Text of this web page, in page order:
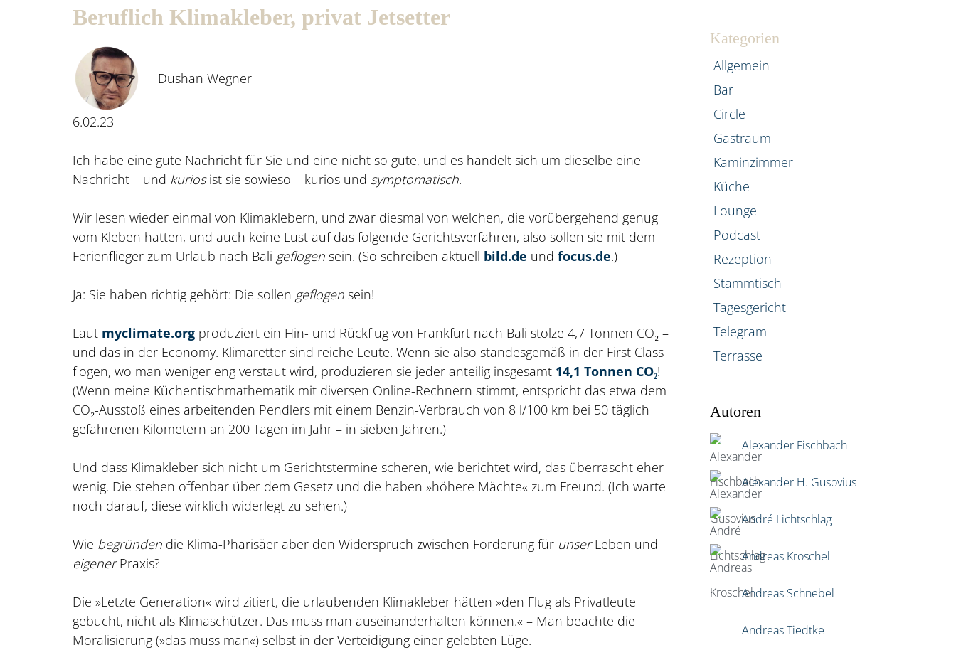
Beruflich Klimakleber, privat Jetsetter
Dushan Wegner
6.02.23
Ich habe eine gute Nachricht für Sie und eine nicht so gute, und es handelt sich um dieselbe eine
Nachricht – und kuriosist sie sowieso – kurios und symptomatisch.
Wir lesen wieder einmal von Klimaklebern, und zwar diesmal von welchen, die vorübergehend genug
vom Kleben hatten, und auch keine Lust auf das folgende Gerichtsverfahren, also sollen sie mit dem
Ferienflieger zum Urlaub nach Bali geflogen sein. (So schreiben aktuell bild.de und focus.de.)
Ja: Sie haben richtig gehört: Die sollen geflogen sein!
Laut myclimate.org produziert ein Hin- und Rückflug von Frankfurt nach Bali stolze 4,7 Tonnen CO₂ –
und das in der Economy. Klimaretter sind reiche Leute. Wenn sie also standesgemäß in der First Class
flogen, wo man weniger eng verstaut wird, produzieren sie jeder anteilig insgesamt 14,1 Tonnen CO₂!
(Wenn meine Küchentischmathematik mit diversen Online-Rechnern stimmt, entspricht das etwa dem
CO₂-Ausstoß eines arbeitenden Pendlers mit einem Benzin-Verbrauch von 8 l/100 km bei 50 täglich
gefahrenen Kilometern an 200 Tagen im Jahr – in sieben Jahren.)
Und dass Klimakleber sich nicht um Gerichtstermine scheren, wie berichtet wird, das überrascht eher
wenig. Die stehen offenbar über dem Gesetz und die haben »höhere Mächte« zum Freund. (Ich warte
noch darauf, diese wirklich widerlegt zu sehen.)
Wie begründen die Klima-Pharisäer aber den Widerspruch zwischen Forderung für unserLeben und
eigenerPraxis?
Die »Letzte Generation« wird zitiert, die urlaubenden Klimakleber hätten »den Flug als Privatleute
gebucht, nicht als Klimaschützer. Das muss man auseinanderhalten können.« – Man beachte die
Moralisierung (»das muss man«) selbst in der Verteidigung einer gelebten Lüge.
Kategorien
Allgemein
Bar
Circle
Gastraum
Kaminzimmer
Küche
Lounge
Podcast
Rezeption
Stammtisch
Tagesgericht
Telegram
Terrasse
Autoren
Alexander Fischbach
Alexander H. Gusovius
André Lichtschlag
Andreas Kroschel
Andreas Schnebel
Andreas Tiedtke